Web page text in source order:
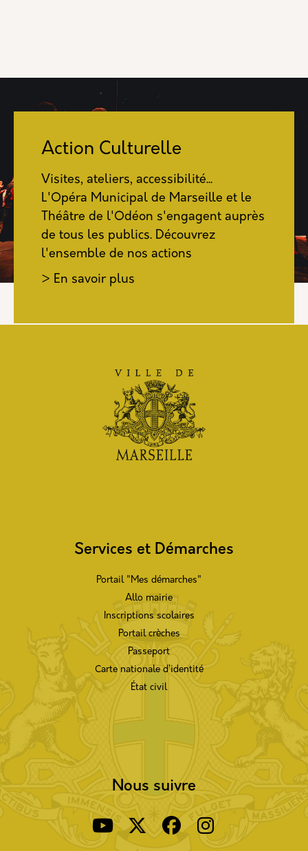
Action Culturelle
Visites, ateliers, accessibilité...
L'Opéra Municipal de Marseille et le
Théâtre de l'Odéon s'engagent auprès
de tous les publics. Découvrez
l'ensemble de nos actions
> En savoir plus
Services et Démarches
Portail "Mes démarches"
Allo mairie
Inscriptions scolaires
Portail crèches
Passeport
Carte nationale d’identité
État civil
Nous suivre